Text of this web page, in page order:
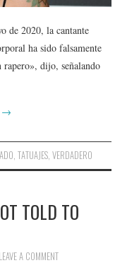
de 2020, la cantante
ha sido falsamente
rapero», dijo, señalando
→
, TATUAJES, VERDADERO
TOLD TO
LEAVE A COMMENT